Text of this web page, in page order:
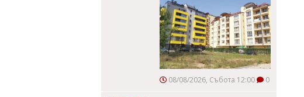
08/08/2026, Събота 12:00 0